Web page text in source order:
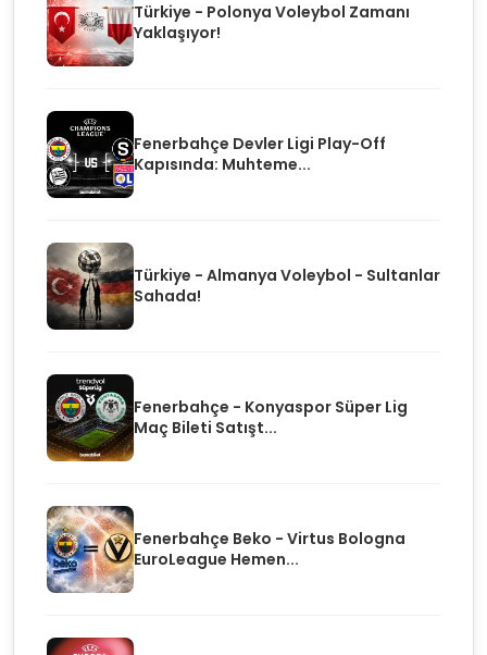
Türkiye - Polonya Voleybol Zamanı
Yaklaşıyor!
Fenerbahçe Devler Ligi Play-Off
Kapısında: Muhteme...
Türkiye - Almanya Voleybol - Sultanlar
Sahada!
Fenerbahçe - Konyaspor Süper Lig
Maç Bileti Satışt...
Fenerbahçe Beko - Virtus Bologna
EuroLeague Hemen...